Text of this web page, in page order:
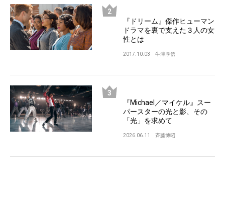
『ドリーム』傑作ヒューマン
ドラマを裏で支えた３人の女
性とは
2017.10.03 牛津厚信
『Michael／マイケル』スー
パースターの光と影、その
「光」を求めて
2026.06.11 斉藤博昭